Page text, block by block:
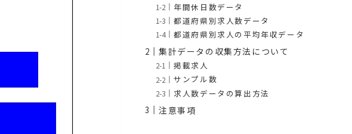
年間休日数データ
都道府県別求人数データ
都道府県別求人の平均年収データ
集計データの収集方法について
掲載求人
サンプル数
求人数データの算出方法
注意事項